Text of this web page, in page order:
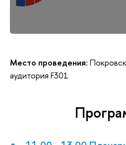
Место проведения:
аудитория F301